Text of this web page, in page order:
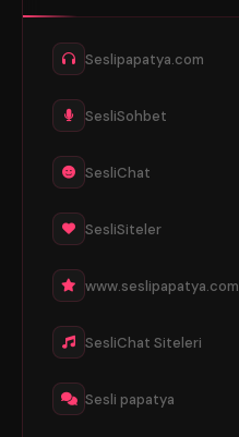
Seslipapatya.com
SesliSohbet
SesliChat
SesliSiteler
www.seslipapatya.com
SesliChat Siteleri
Sesli papatya